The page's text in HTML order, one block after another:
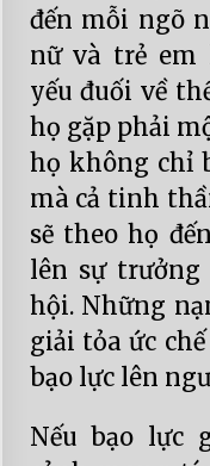
đến mỗi ngõ
nữ và trẻ em
yếu đuối về
họ gặp phải
họ không chỉ
mà cả tinh
sẽ theo họ
lên sự
hội. Những
giải tỏa ức
bạo lực lên
Nếu bạo lực